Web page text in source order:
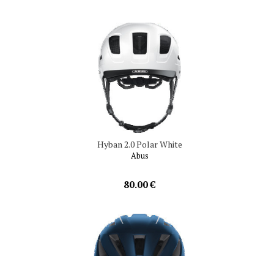
Hyban 2.0 Polar White
Abus
80.00 €